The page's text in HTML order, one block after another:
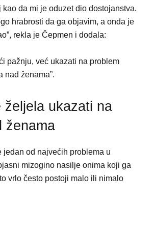
da mi je oduzet dio dostojanstva.
hrabrosti da ga objavim, a onda je
rekla je Čepmen i dodala:
pažnju, već ukazati na problem
nad ženama”.
željela ukazati na
ženama
jedan od najvećih problema u
mizogino nasilje onima koji ga
vrlo često postoji malo ili nimalo